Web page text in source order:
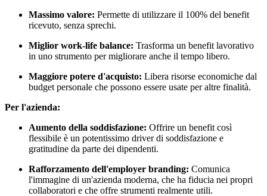
Massimo valore: Permette di utilizzare il 100% del benefit
ricevuto, senza sprechi.
Miglior work-life balance: Trasforma un benefit lavorativo
in uno strumento per migliorare anche il tempo libero.
Maggiore potere d'acquisto: Libera risorse economiche dal
budget personale che possono essere usate per altre finalità.
Per l'azienda:
Aumento della soddisfazione: Offrire un benefit così
flessibile è un potentissimo driver di soddisfazione e
gratitudine da parte dei dipendenti.
Rafforzamento dell'employer branding: Comunica
l'immagine di un'azienda moderna, che ha fiducia nei propri
collaboratori e che offre strumenti realmente utili.